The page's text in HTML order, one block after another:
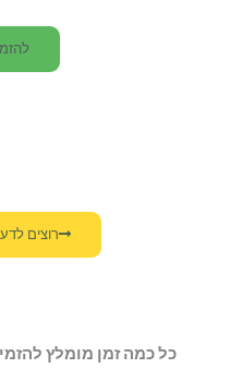
רוצים
כל כמה זמן מומלץ